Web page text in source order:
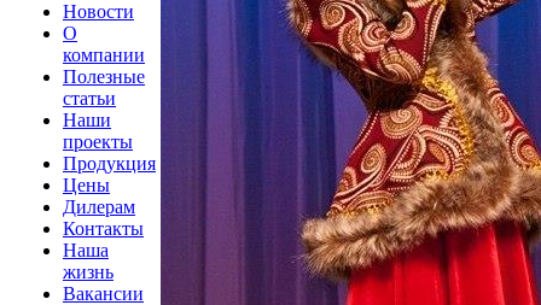
Новости
О
компании
Полезные
статьи
Наши
проекты
Продукция
Цены
Дилерам
Контакты
Наша
жизнь
Вакансии